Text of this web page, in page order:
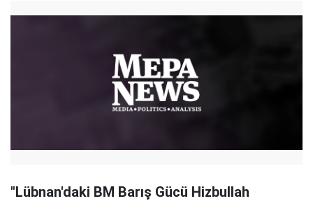
"Lübnan'daki BM Barış Gücü Hizbullah